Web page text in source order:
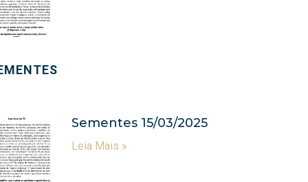
Sementes 15/03/2025
Leia Mais »